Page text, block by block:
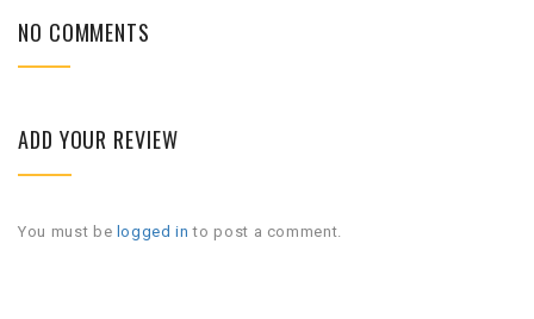
NO COMMENTS
ADD YOUR REVIEW
You must be logged in to post a comment.